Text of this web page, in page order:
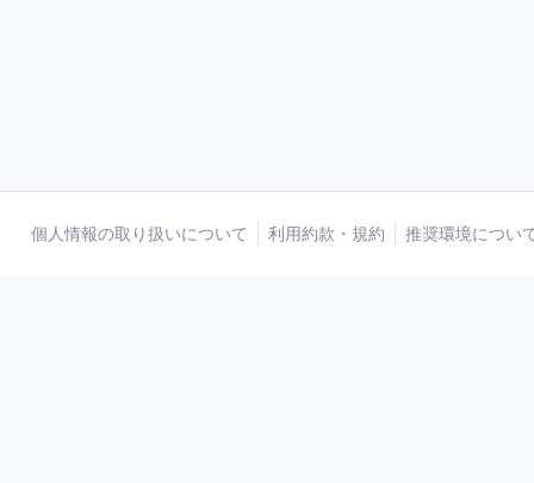
個人情報の取り扱いについて 利用約款・規約 推奨環境につい